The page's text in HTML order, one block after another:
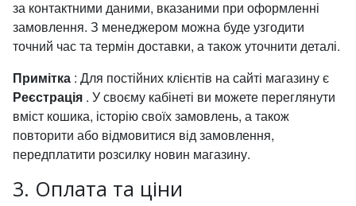
за контактними даними, вказаними при оформленні
замовлення. З менеджером можна буде узгодити
точний час та термін доставки, а також уточнити деталі.
Примітка : Для постійних клієнтів на сайті магазину є
Реєстрація . У своєму кабінеті ви можете переглянути
вміст кошика, історію своїх замовлень, а також
повторити або відмовитися від замовлення,
передплатити розсилку новин магазину.
3. Оплата та ціни